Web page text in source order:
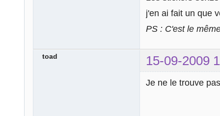
j'en ai fait un que
PS : C'est le
toad 15-09-2009
Je ne le trouve